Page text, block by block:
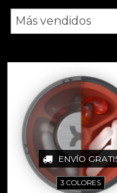
ENVÍO
3 COLORES